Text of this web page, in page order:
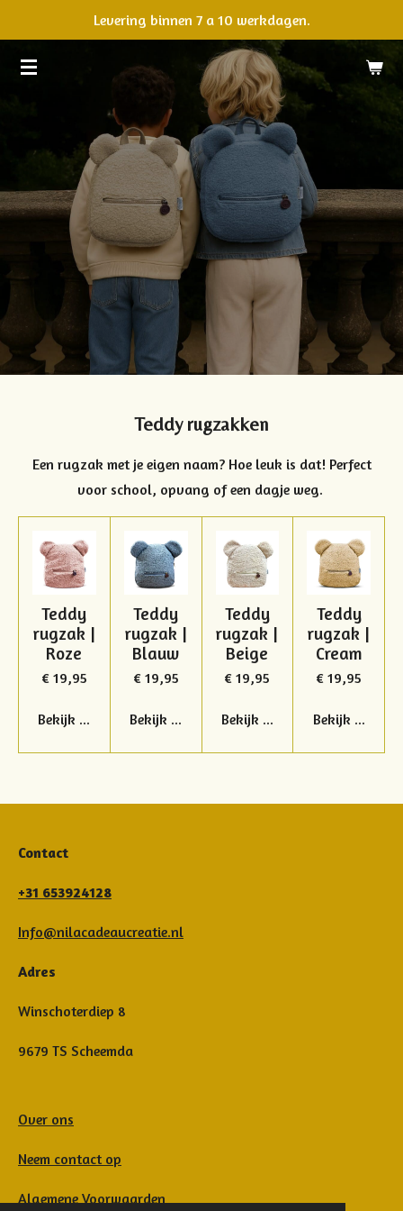
naar
Levering binnen 7 a 10 werkdagen.
Teddy rugzakken
Een rugzak met je eigen naam? Hoe leuk is dat! Perfect
voor school, opvang of een dagje weg.
Teddy
rugzak |
Roze
€ 19,95
Bekijk details
Teddy
rugzak |
Blauw
€ 19,95
Bekijk details
Teddy
rugzak |
Beige
€ 19,95
Bekijk details
Teddy
rugzak |
Cream
€ 19,95
Bekijk details
Contact
+31 653924128
Info@nilacadeaucreatie.nl
Adres
Winschoterdiep 8
9679 TS Scheemda
Over ons
Neem contact op
Algemene Voorwaarden